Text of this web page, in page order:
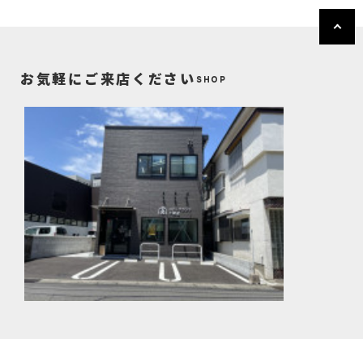
お気軽にご来店ください SHOP